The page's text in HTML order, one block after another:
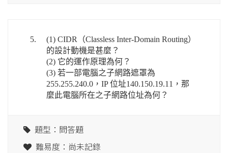
5.
(1) CIDR（Classless Inter-Domain Routing）
的設計動機是甚麼？
(2) 它的運作原理為何？
(3) 若一部電腦之子網路遮罩為
255.255.240.0，IP 位址140.150.19.11，那
麼此電腦所在之子網路位址為何？
題型：問答題
難易度：尚未記錄